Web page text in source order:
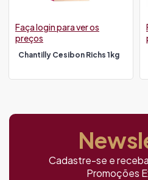
Chantilly Cesibon Richs 1kg
Faça login para ver os
preços
Cadastre-se e
Promoções